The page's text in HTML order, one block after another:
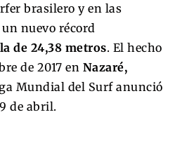
brasilero y en las
nuevo récord
de 24,38 metros. El hecho
de 2017 en Nazaré,
Mundial del Surf anunció
de abril.